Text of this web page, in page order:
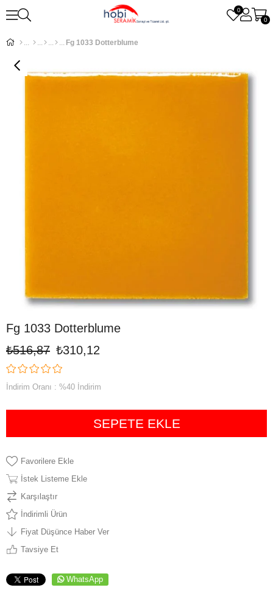
0
0
Fg 1033 Dotterblume
Fg 1033 Dotterblume
₺516,87 ₺310,12
İndirim Oranı : %40 İndirim
Favorilere Ekle
İstek Listeme Ekle
Karşılaştır
İndirimli Ürün
Fiyat Düşünce Haber Ver
Tavsiye Et
WhatsApp